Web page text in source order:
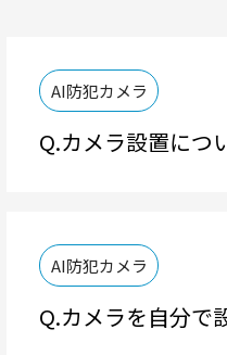
AI防犯カメラ
カメラ設置につ
AI防犯カメラ
カメラを自分で